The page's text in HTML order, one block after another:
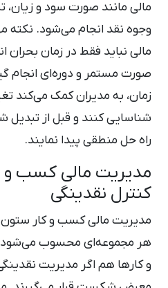
مالی مانند صورت سود و زیان،
وجوه نقد انجام می‌شود. نکته
مالی نباید فقط در زمان بحران
‌صورت مستمر و دوره‌ای انجام
زمان، به مدیران کمک می‌کند
شناسایی کنند و قبل از تبدیل
راه ‌حل منطقی پیدا نمایند.
مدیریت مالی کسب‌ و
کنترل نقدینگی
مدیریت مالی کسب‌ و کار ستون
هر مجموعه‌ای محسوب
‌و کارها هم اگر مدیریت